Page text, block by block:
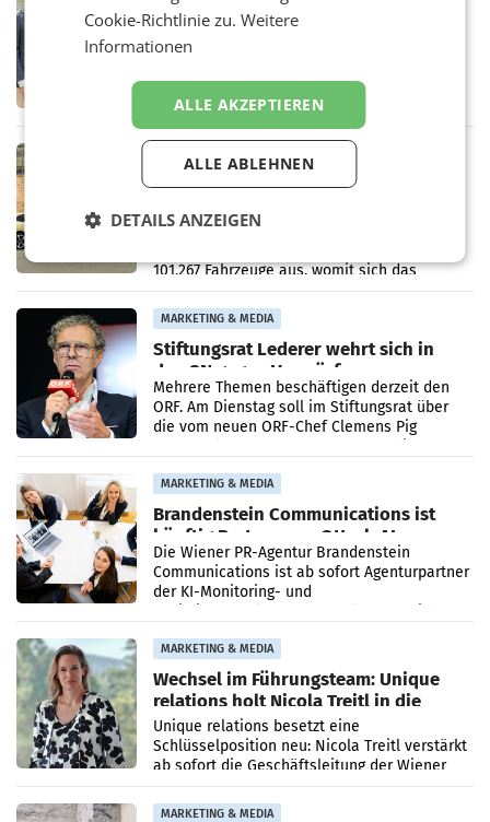
Alles bereit für den Wechsel: Jürgen
Albrecht setzt ab 1.1.2027 auf Adeg
WIENER NEUDORF. – Die geplante
Vorarlberger Kaufmann Jürgen Albrecht ist
kartellrechtlich freigegeben: Die
Bundeswettbewerbsbehörde und der
Rekordergebnis im Juli: Leapmotor
überschreitet die 100.000er-Marke
– Im Juli 2026 erreichte Leapmotor einen
101.267 Fahrzeuge aus, womit sich das
Ergebnis gegenüber Juli 2025 mehr als
verdoppelte (+102
MARKETING & MEDIA
Stiftungsrat Lederer wehrt sich in
den SN gegen Vorwürfe
Mehrere Themen beschäftigen derzeit den
ORF. Am Dienstag soll im Stiftungsrat über
die vom neuen ORF-Chef Clemens Pig
MARKETING & MEDIA
Brandenstein Communications ist
künftig Partner von OtterlyAI
Die Wiener PR-Agentur Brandenstein
Communications ist ab sofort Agenturpartner
der KI-Monitoring- und
MARKETING & MEDIA
Wechsel im Führungsteam: Unique
relations holt Nicola Treitl in die
Geschäftsleitung
Unique relations besetzt eine
Schlüsselposition neu: Nicola Treitl verstärkt
ab sofort die Geschäftsleitung der Wiener
PR-Agentur an der Seite von Josef Kalina und
Anna Kalina-Mahr.
MARKETING & MEDIA
Cookie-Richtlinie zu.Weitere
Informationen
ALLE AKZEPTIEREN
ALLE ABLEHNEN
DETAILS ANZEIGEN